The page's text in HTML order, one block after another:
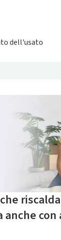
dell'usato
anche